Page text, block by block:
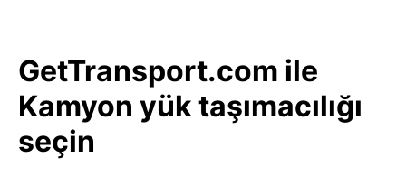
GetTransport.com ile
Kamyon yük taşımacılığı
seçin